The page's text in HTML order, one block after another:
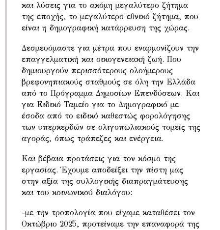
και λύσεις για το ακόμη μεγαλύτερο ζήτημα
της εποχής, το μεγαλύτερο εθνικό ζήτημα, που
είναι η δημογραφική κατάρρευση της χώρας.
Δεσμευόμαστε για μέτρα που εναρμονίζουν την
επαγγελματική και οικογενειακή ζωή. Που
δημιουργούν περισσότερους ολοήμερους
βρεφονηπιακούς σταθμούς σε όλη την Ελλάδα
από το Πρόγραμμα Δημοσίων Επενδύσεων. Και
για Ειδικό Ταμείο για το Δημογραφικό με
έσοδα από το ειδικό καθεστώς φορολόγησης
των υπερκερδών σε ολιγοπωλιακούς τομείς της
αγοράς, όπως τράπεζες και ενέργεια.
Και βέβαια προτάσεις για τον κόσμο της
εργασίας. Έχουμε αποδείξει την πίστη μας
στην αξία της συλλογικής διαπραγμάτευσης
και του κοινωνικού διαλόγου:
-με την τροπολογία που είχαμε καταθέσει τον
Οκτώβριο 2025, προτείναμε την επαναφορά της